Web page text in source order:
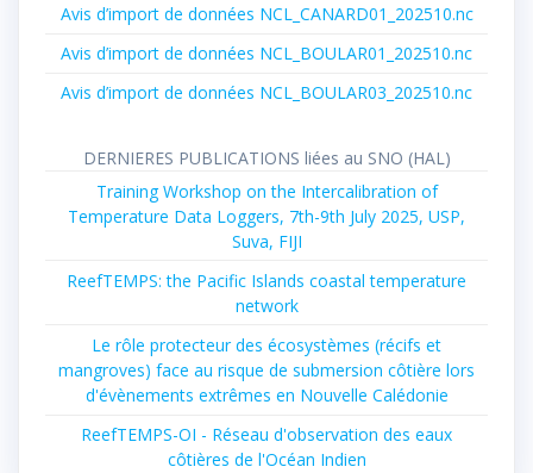
Avis d’import de données NCL_CANARD01_202510.nc
Avis d’import de données NCL_BOULAR01_202510.nc
Avis d’import de données NCL_BOULAR03_202510.nc
DERNIERES PUBLICATIONS liées au SNO (HAL)
Training Workshop on the Intercalibration of
Temperature Data Loggers, 7th-9th July 2025, USP,
Suva, FIJI
ReefTEMPS: the Pacific Islands coastal temperature
network
Le rôle protecteur des écosystèmes (récifs et
mangroves) face au risque de submersion côtière lors
d'évènements extrêmes en Nouvelle Calédonie
ReefTEMPS-OI - Réseau d'observation des eaux
côtières de l'Océan Indien